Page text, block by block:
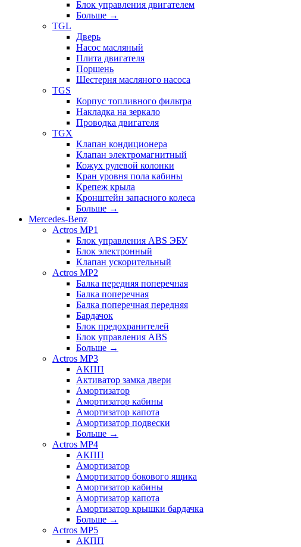
Блок управления двигателем
Больше →
TGL
Дверь
Насос масляный
Плита двигателя
Поршень
Шестерня масляного насоса
TGS
Корпус топливного фильтра
Накладка на зеркало
Проводка двигателя
TGX
Клапан кондиционера
Клапан электромагнитный
Кожух рулевой колонки
Кран уровня пола кабины
Крепеж крыла
Кронштейн запасного колеса
Больше →
Mercedes-Benz
Actros MP1
Блок управления ABS ЭБУ
Блок электронный
Клапан ускорительный
Actros MP2
Балка передняя поперечная
Балка поперечная
Балка поперечная передняя
Бардачок
Блок предохранителей
Блок управления ABS
Больше →
Actros MP3
АКПП
Активатор замка двери
Амортизатор
Амортизатор кабины
Амортизатор капота
Амортизатор подвески
Больше →
Actros MP4
АКПП
Амортизатор
Амортизатор бокового ящика
Амортизатор кабины
Амортизатор капота
Амортизатор крышки бардачка
Больше →
Actros MP5
АКПП